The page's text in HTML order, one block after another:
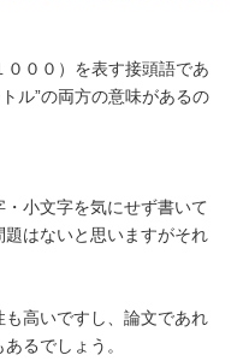
００）を表す接頭語であ
ル”の両方の意味があるの
小文字を気にせず書いて
はないと思いますがそれ
高いですし、論文であれ
るでしょう。